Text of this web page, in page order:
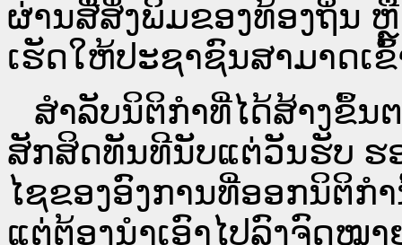
ຜ່ານ​ສື່ສິ່ງພິມຂອງທ້ອງຖິ່ນ
ເຮັດໃຫ້ປະຊາຊົນສາມາດເຂົ້
ສໍາລັບນິຕິກໍາທີ່ໄດ້ສ້າງຂຶ້ນ
ສັກສິດທັນທີນັບແຕ່ວັນຮັບ ຮ
ໄຊຂອງອົງການທີ່ອອກນິຕິ
ແຕ່ຕ້ອງນໍາເອົາໄປລົງຈົດໝ